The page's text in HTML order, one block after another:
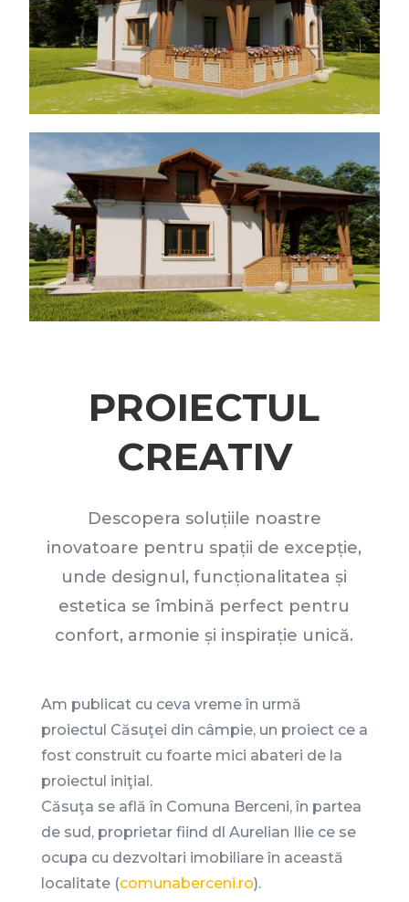
PROIECTUL
CREATIV
Descopera soluțiile noastre
inovatoare pentru spații de excepție,
unde designul, funcționalitatea și
estetica se îmbină perfect pentru
confort, armonie și inspirație unică.
Am publicat cu ceva vreme în urmă
proiectul Căsuţei din câmpie, un proiect ce a
fost construit cu foarte mici abateri de la
proiectul iniţial.
Căsuţa se află în Comuna Berceni, în partea
de sud, proprietar fiind dl Aurelian Ilie ce se
ocupa cu dezvoltari imobiliare în această
localitate (comunaberceni.ro).